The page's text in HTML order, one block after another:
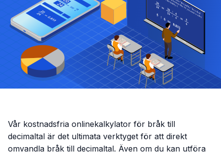
Vår kostnadsfria onlinekalkylator för bråk till
decimaltal är det ultimata verktyget för att direkt
omvandla bråk till decimaltal. Även om du kan utföra